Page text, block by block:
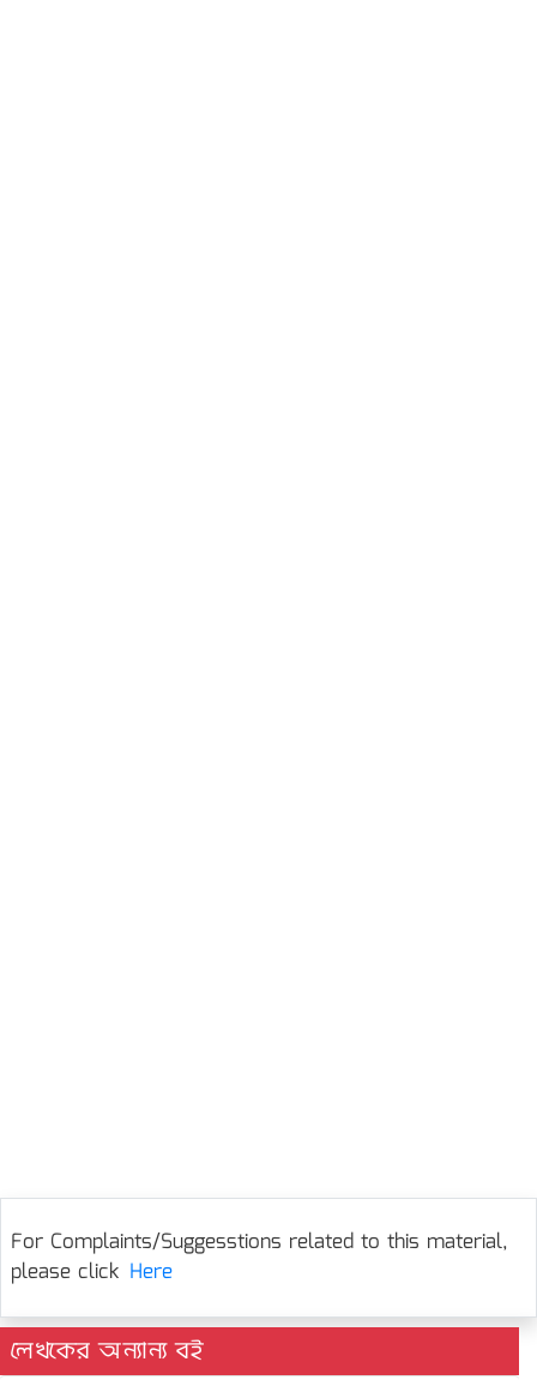
For Complaints/Suggesstions related to this material,
please click Here
লেখকের অন্যান্য বই